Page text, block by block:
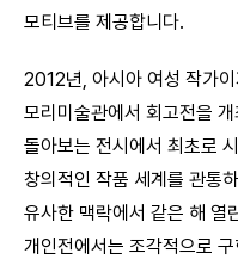
모티브를 제공합니다.
2012년, 아시아 여성 작가
모리미술관에서 회고전을
돌아보는 전시에서 최초로
창의적인 작품 세계를 관통
유사한 맥락에서 같은 해 열
개인전에서는 조각적으로